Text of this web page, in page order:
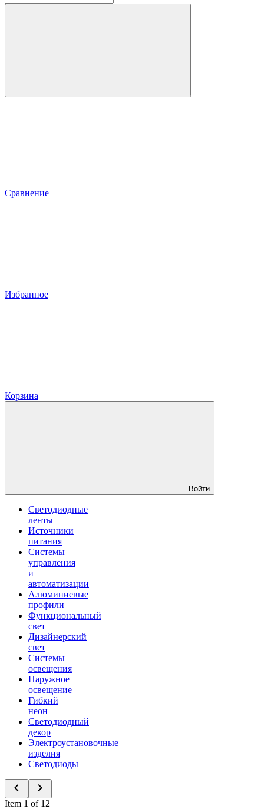
Сравнение
Избранное
Корзина
Войти
Светодиодные
ленты
Источники
питания
Системы
управления
и
автоматизации
Алюминиевые
профили
Функциональный
свет
Дизайнерский
свет
Системы
освещения
Наружное
освещение
Гибкий
неон
Светодиодный
декор
Электроустановочные
изделия
Светодиоды
Item 1 of 12